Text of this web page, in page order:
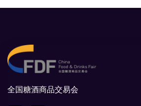
全国糖酒商品交易会